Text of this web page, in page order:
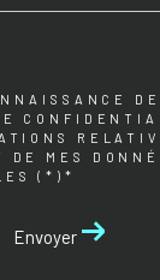
DE MES
(*)*
Envoyer